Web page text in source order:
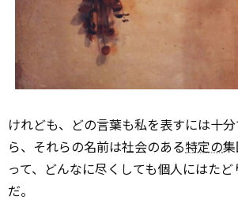
けれども、どの言葉も私を表すには十
ら、それらの名前は社会のある特定の
って、どんなに尽くしても個人にはた
だ。